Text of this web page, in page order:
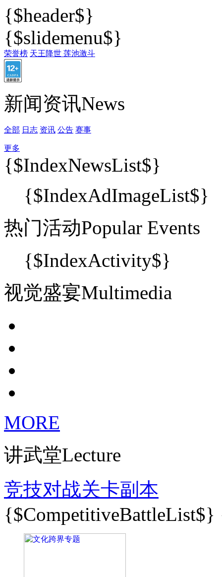
{$header$}
{$slidemenu$}
荣誉榜 天王降世 莲池激斗
新闻资讯News
全部 日志 资讯 公告 赛事
更多
{$IndexNewsList$}
{$IndexAdImageList$}
热门活动Popular Events
{$IndexActivity$}
视觉盛宴Multimedia
MORE
讲武堂Lecture
竞技对战关卡副本